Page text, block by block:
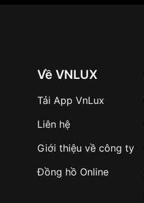
Về VNLUX
Tải App VnLux
Liên hệ
Giới thiệu về công ty
Đồng hồ Online